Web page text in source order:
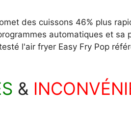
des cuissons 46% plus
automatiques et
l'air fryer Easy Fry Pop
&